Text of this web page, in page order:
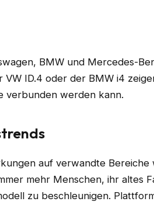
BMW und Mercedes-
ID.4 oder der BMW i4
verbunden werden kann.
auf verwandte Bereiche
mehr Menschen, ihr altes
zu beschleunigen.